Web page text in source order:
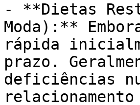
- **Dietas
Moda):**
rápida
prazo.
deficiências